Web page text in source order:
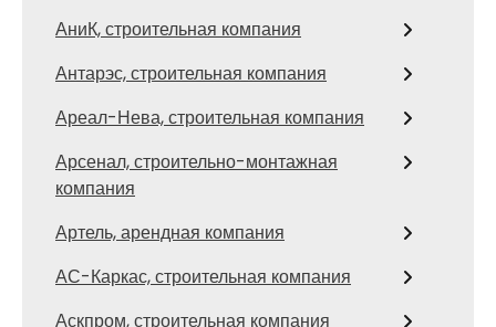
АниК, строительная компания
Антарэс, строительная компания
Ареал-Нева, строительная компания
Арсенал, строительно-монтажная
компания
Артель, арендная компания
АС-Каркас, строительная компания
Аскпром, строительная компания